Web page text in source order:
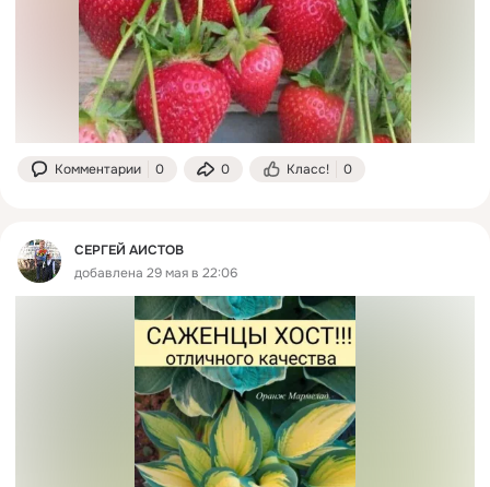
Комментарии 0 0 Класс! 0
СЕРГЕЙ АИСТОВ
добавлена 29 мая в 22:06